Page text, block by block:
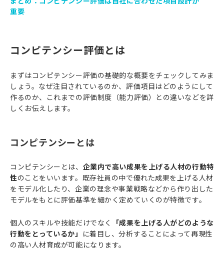
重要
コンピテンシー評価とは
まずはコンピテンシー評価の基礎的な概要をチェックしてみま
しょう。なぜ注目されているのか、評価項目はどのようにして
作るのか、これまでの評価制度（能力評価）との違いなどを詳
しくお伝えします。
コンピテンシーとは
コンピテンシーとは、 企業内で高い成果を上げる人材の行動特
性のことをいいます。既存社員の中で優れた成果を上げる人材
をモデル化したり、企業の理念や事業戦略などから作り出した
モデルをもとに評価基準を細かく定めていくのが特徴です。
個人のスキルや技能だけでなく
「成果を上げる人がどのような
行動をとっているか」 に着目し、分析することによって再現性
の高い人材育成が可能になります。